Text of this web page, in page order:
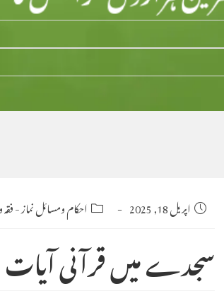
Post
published:
اپریل 18, 2025 Post
category:
احکام ومسائل نماز-
سجدے میں قرآنی آیات